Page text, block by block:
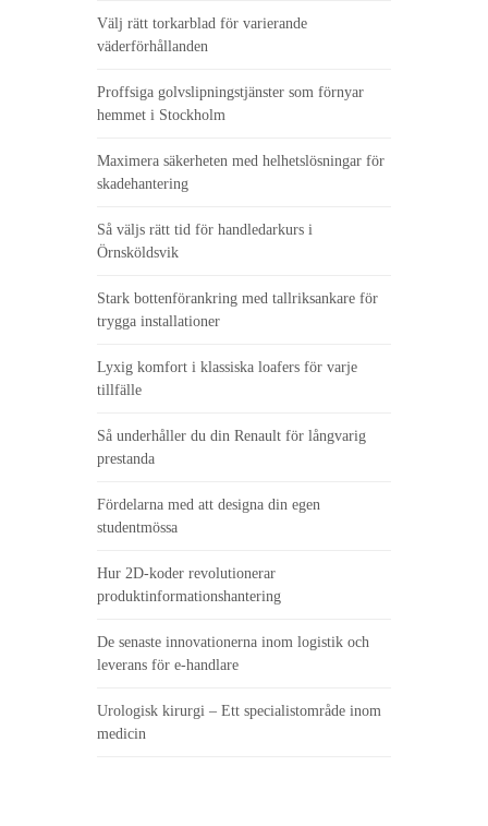
Välj rätt torkarblad för varierande
väderförhållanden
Proffsiga golvslipningstjänster som förnyar
hemmet i Stockholm
Maximera säkerheten med helhetslösningar för
skadehantering
Så väljs rätt tid för handledarkurs i
Örnsköldsvik
Stark bottenförankring med tallriksankare för
trygga installationer
Lyxig komfort i klassiska loafers för varje
tillfälle
Så underhåller du din Renault för långvarig
prestanda
Fördelarna med att designa din egen
studentmössa
Hur 2D-koder revolutionerar
produktinformationshantering
De senaste innovationerna inom logistik och
leverans för e-handlare
Urologisk kirurgi – Ett specialistområde inom
medicin